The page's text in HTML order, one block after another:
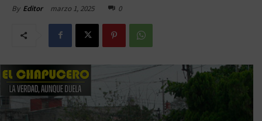
By Editor marzo 1, 2025 0